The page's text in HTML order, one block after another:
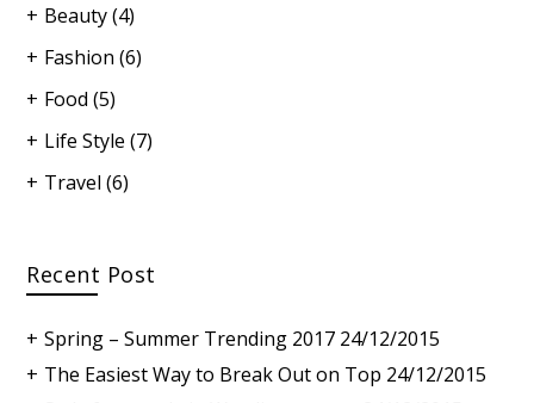
Beauty(4)
Fashion (6)
Food (5)
Life Style (7)
Travel (6)
Recent Post
Spring – Summer Trending 2017 24/12/2015
The Easiest Way to Break Out on Top 24/12/2015